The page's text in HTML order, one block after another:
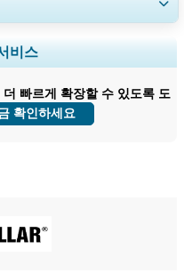
업 프로필, 경쟁 벤치마킹, 및 최
이트.
정
비스
빠르게 확장할 수 있도록 도
확인하세요